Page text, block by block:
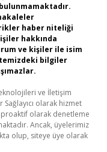
haber niteliği
hakkında
ve kişiler ile isim
bilgiler
ve İletişim
Sağlayıcı olarak hizmet
olarak denetleme
Ancak, üyelerimiz
olup, siteye üye olarak